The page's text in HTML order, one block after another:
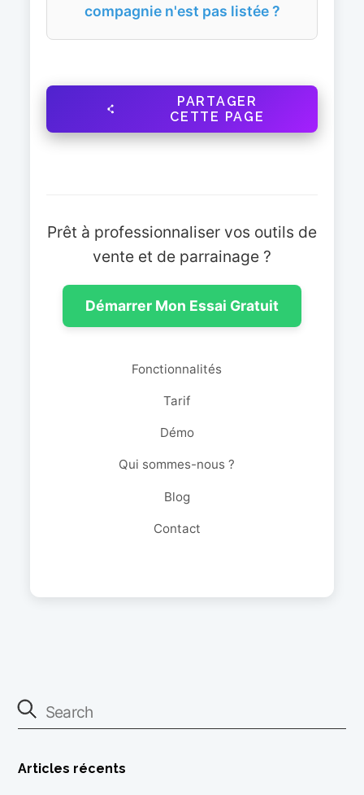
compagnie n'est pas listée ?
PARTAGER
CETTE PAGE
Prêt à professionnaliser vos outils de
vente et de parrainage ?
Démarrer Mon Essai Gratuit
Fonctionnalités
Tarif
Démo
Qui sommes-nous ?
Blog
Contact
Articles récents